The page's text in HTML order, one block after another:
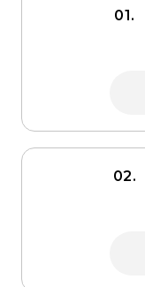
01.
02.